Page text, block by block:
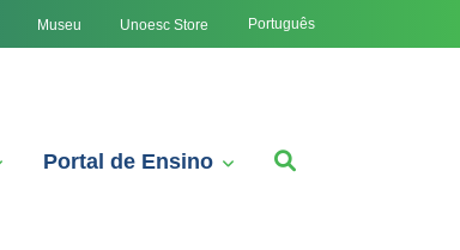
Museu Unoesc Store Português
Portal de Ensino